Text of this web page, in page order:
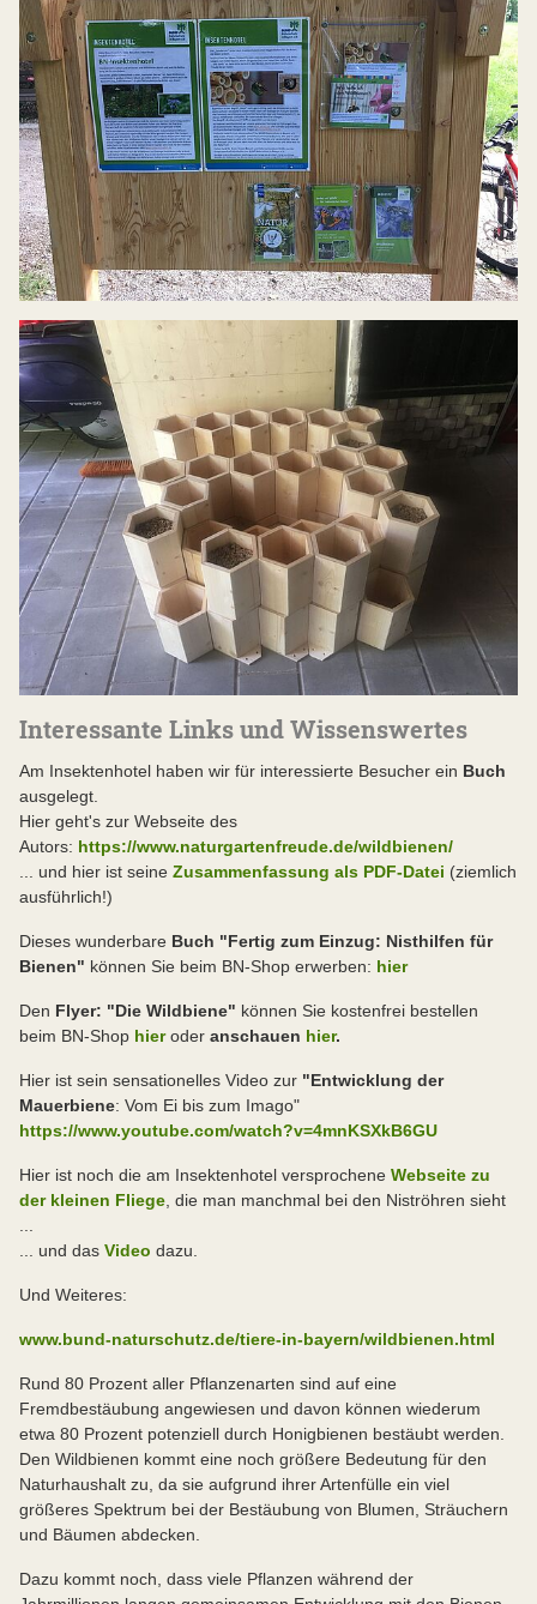
Interessante Links und Wissenswertes
Am Insektenhotel haben wir für interessierte Besucher ein Buch
ausgelegt.
Hier geht's zur Webseite des
Autors: https://www.naturgartenfreude.de/wildbienen/
... und hier ist seine Zusammenfassung als PDF-Datei (ziemlich
ausführlich!)
Dieses wunderbare Buch "Fertig zum Einzug: Nisthilfen für
Bienen" können Sie beim BN-Shop erwerben: hier
Den Flyer: "Die Wildbiene" können Sie kostenfrei bestellen
beim BN-Shop hieroder anschauen hier.
Hier ist sein sensationelles Video zur "Entwicklung der
Mauerbiene: Vom Ei bis zum Imago"
https://www.youtube.com/watch?v=4mnKSXkB6GU
Hier ist noch die am Insektenhotel versprochene Webseite zu
der kleinen Fliege , die man manchmal bei den Niströhren sieht
... und das Video dazu.
Und Weiteres:
www.bund-naturschutz.de/tiere-in-bayern/wildbienen.html
Rund 80 Prozent aller Pflanzenarten sind auf eine
Fremdbestäubung angewiesen und davon können wiederum
etwa 80 Prozent potenziell durch Honigbienen bestäubt werden.
Den Wildbienen kommt eine noch größere Bedeutung für den
Naturhaushalt zu, da sie aufgrund ihrer Artenfülle ein viel
größeres Spektrum bei der Bestäubung von Blumen, Sträuchern
und Bäumen abdecken.
Dazu kommt noch, dass viele Pflanzen während der